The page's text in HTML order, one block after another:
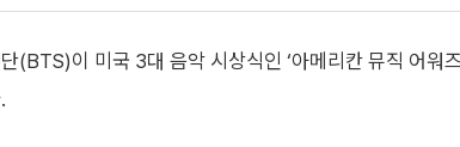
(BTS)이 미국 3대 음악 시상식인 ‘아메리칸 뮤직 어